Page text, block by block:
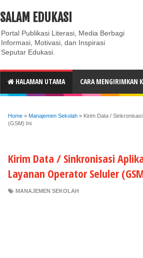
ABOUT CONTACT US
SALAM EDUKASI
Portal Publikasi Literasi, Media Berbagi
Informasi, Motivasi, dan Inspirasi
Seputar Edukasi.
HALAMAN UTAMA CARA MENGIRIMKAN
Home » Manajemen Sekolah » Kirim Data /
(GSM) Ini
Kirim Data / Sinkronisasi
Layanan Operator Seluler
MANAJEMEN SEKOLAH